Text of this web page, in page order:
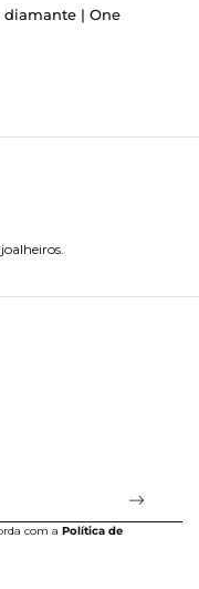
diamante | One
com a Política de